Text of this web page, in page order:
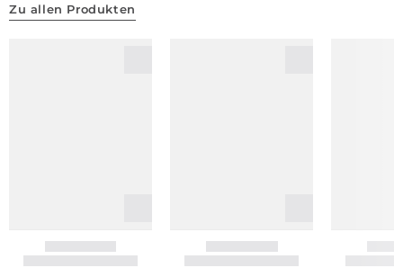
Zu allen Produkten